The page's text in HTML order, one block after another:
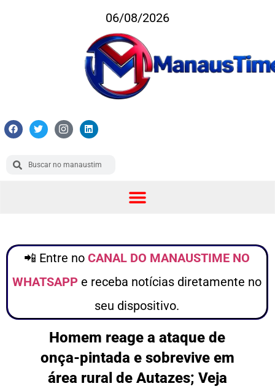
06/08/2026
📲 Entre no CANAL DO MANAUSTIME NO
WHATSAPP e receba notícias diretamente no
seu dispositivo.
Homem reage a ataque de
onça-pintada e sobrevive em
área rural de Autazes; Veja